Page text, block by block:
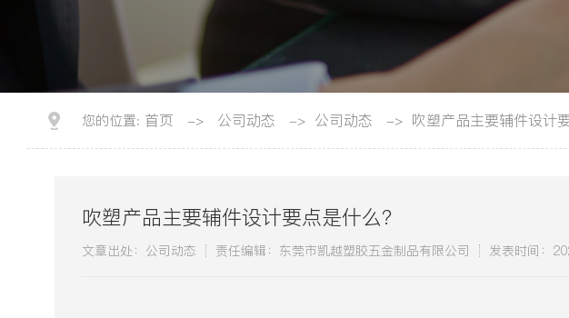
您的位置: 首页 -> 公司动态 -> 公司动态 -> 吹塑产品主要辅件设计
吹塑产品主要辅件设计要点是什么？
文章出处：公司动态 责任编辑：东莞市凯越塑胶五金制品有限公司 发表时间：